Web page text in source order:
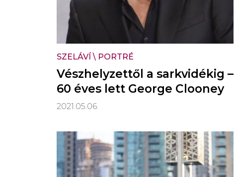
SZELÁVÍ \ PORTRÉ
Vészhelyzettől a sarkvidékig –
60 éves lett George Clooney
2021.05.06.